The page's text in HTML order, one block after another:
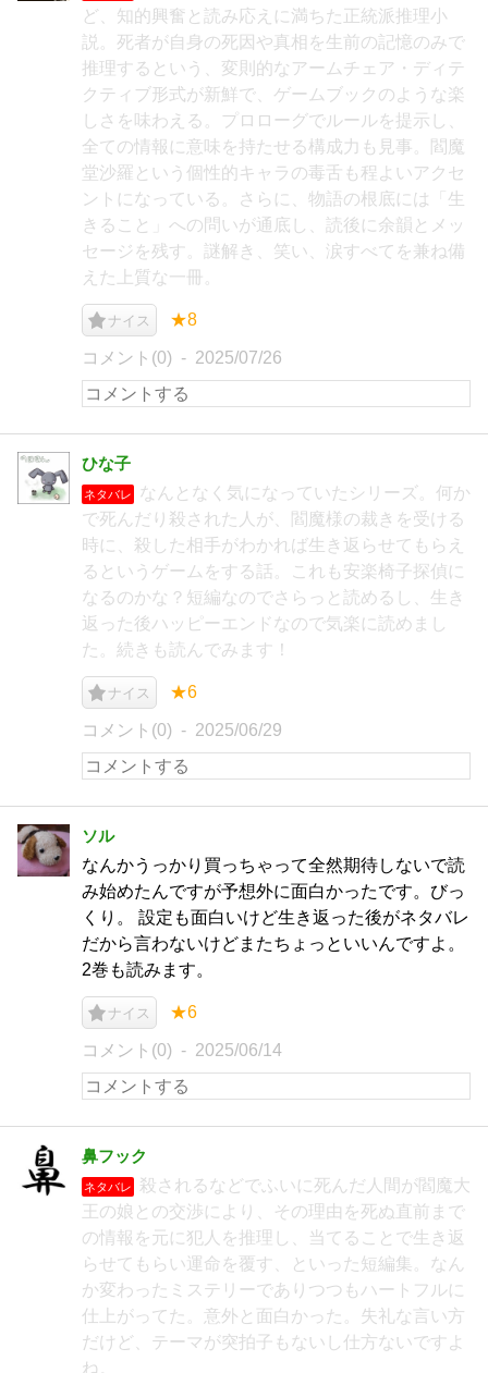
ど、知的興奮と読み応えに満ちた正統派推理小
説。死者が自身の死因や真相を生前の記憶のみで
推理するという、変則的なアームチェア・ディテ
クティブ形式が新鮮で、ゲームブックのような楽
しさを味わえる。プロローグでルールを提示し、
全ての情報に意味を持たせる構成力も見事。閻魔
堂沙羅という個性的キャラの毒舌も程よいアクセ
ントになっている。さらに、物語の根底には「生
きること」への問いが通底し、読後に余韻とメッ
セージを残す。謎解き、笑い、涙すべてを兼ね備
えた上質な一冊。
ナイス ★8
コメント(0) 2025/07/26
ひな子
ネタバレ
なんとなく気になっていたシリーズ。何か
で死んだり殺された人が、閻魔様の裁きを受ける
時に、殺した相手がわかれば生き返らせてもらえ
るというゲームをする話。これも安楽椅子探偵に
なるのかな？短編なのでさらっと読めるし、生き
返った後ハッピーエンドなので気楽に読めまし
た。続きも読んでみます！
ナイス ★6
コメント(0) 2025/06/29
ソル
なんかうっかり買っちゃって全然期待しないで読
み始めたんですが予想外に面白かったです。びっ
くり。 設定も面白いけど生き返った後がネタバレ
だから言わないけどまたちょっといいんですよ。
2巻も読みます。
ナイス ★6
コメント(0) 2025/06/14
鼻フック
ネタバレ
殺されるなどでふいに死んだ人間が閻魔大
王の娘との交渉により、その理由を死ぬ直前まで
の情報を元に犯人を推理し、当てることで生き返
らせてもらい運命を覆す、といった短編集。なん
か変わったミステリーでありつつもハートフルに
仕上がってた。意外と面白かった。失礼な言い方
だけど、テーマが突拍子もないし仕方ないですよ
ね。